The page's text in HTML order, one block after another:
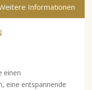
Informationen
einen
eine entspannende